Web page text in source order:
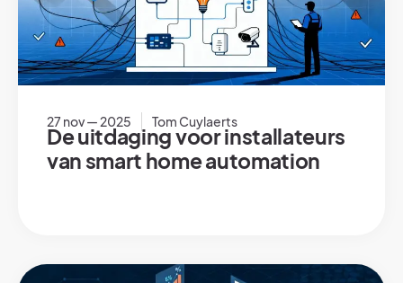
27 nov — 2025 Tom Cuylaerts
De uitdaging voor installateurs
van smart home automation